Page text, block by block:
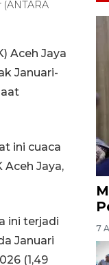
Aceh Jaya
Januari-
ini cuaca
Jaya,
ini terjadi
Januari
(1,49
7